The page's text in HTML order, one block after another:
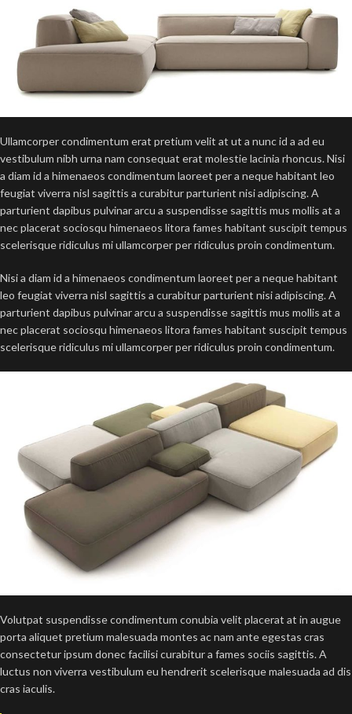
Ullamcorper condimentum erat pretium velit at ut a nunc id a ad eu
vestibulum nibh urna nam consequat erat molestie lacinia rhoncus. Nisi
a diam id a himenaeos condimentum laoreet per a neque habitant leo
feugiat viverra nisl sagittis a curabitur parturient nisi adipiscing. A
parturient dapibus pulvinar arcu a suspendisse sagittis mus mollis at a
nec placerat sociosqu himenaeos litora fames habitant suscipit tempus
scelerisque ridiculus mi ullamcorper per ridiculus proin condimentum.
Nisi a diam id a himenaeos condimentum laoreet per a neque habitant
leo feugiat viverra nisl sagittis a curabitur parturient nisi adipiscing. A
parturient dapibus pulvinar arcu a suspendisse sagittis mus mollis at a
nec placerat sociosqu himenaeos litora fames habitant suscipit tempus
scelerisque ridiculus mi ullamcorper per ridiculus proin condimentum.
Volutpat suspendisse condimentum conubia velit placerat at in augue
porta aliquet pretium malesuada montes ac nam ante egestas cras
consectetur ipsum donec facilisi curabitur a fames sociis sagittis. A
luctus non viverra vestibulum eu hendrerit scelerisque malesuada ad dis
cras iaculis.